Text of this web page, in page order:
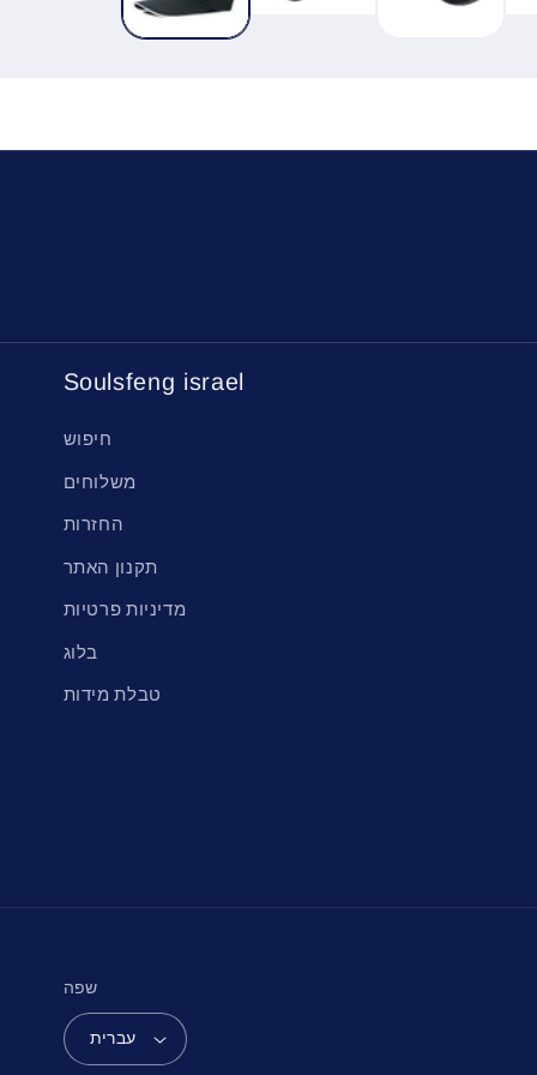
Soulsfeng israel
חיפוש
משלוחים
החזרות
תקנון האתר
מדיניות פרטיות
בלוג
טבלת מידות
שפה
עברית